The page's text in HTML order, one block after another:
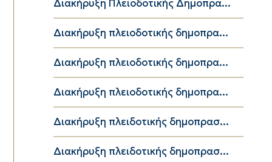
Διακήρυξη Πλειοδοτικής Δημοπρα...
Διακήρυξη πλειοδοτικής δημοπρα...
Διακήρυξη πλειοδοτικής δημοπρα...
Διακήρυξη πλειοδοτικής δημοπρα...
Διακήρυξη πλειδοτικής δημοπρασ...
Διακήρυξη πλειδοτικής δημοπρασ...